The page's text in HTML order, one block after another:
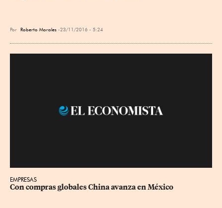
Por Roberto Morales 23/11/2016 - 5:24
EMPRESAS
Con compras globales China avanza en México